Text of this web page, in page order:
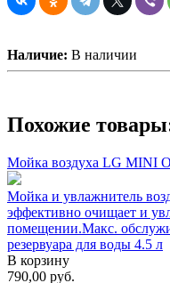
Наличие: В наличии
Похожие
Мойка воздуха LG MINI
Мойка и увлажнитель
эффективно очищает и
помещении.Макс.
резервуара для воды 4.5 л
В корзину
790,00 руб.